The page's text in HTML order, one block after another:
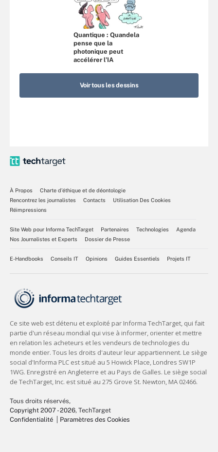
Quantique : Quandela
pense que la
photonique peut
accélérer l’IA
Voir tous les dessins
À Propos
Charte d’éthique et de déontologie
Rencontrez les journalistes
Contacts
Utilisation Des Cookies
Réimpressions
Site Web pour Informa TechTarget Partenaires Technologies
Agenda
Nos Journalistes et Experts
Dossier de Presse
E-Handbooks Conseils IT Opinions Guides Essentiels Projets IT
Tous droits réservés,
Copyright 2007 - 2026, TechTarget
Confidentialité
Paramètres des Cookies